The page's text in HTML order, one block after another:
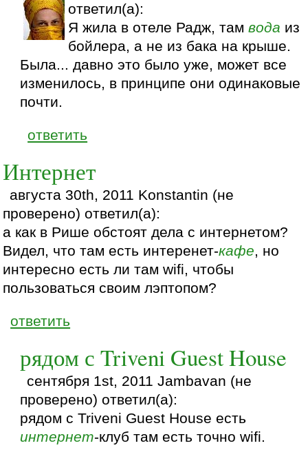
ответил(а):
Я жила в отеле Радж, тамвода из
бойлера, а не из бака на крыше.
Была... давно это было уже, может все
изменилось, в принципе они одинаковые
почти.
ответить
Интернет
августа 30th, 2011 Konstantin (не
проверено) ответил(а):
а как в Рише обстоят дела с интернетом?
Видел, что там есть интеренет-кафе, но
интересно есть ли там wifi, чтобы
пользоваться своим лэптопом?
ответить
рядом с Triveni Guest House
сентября 1st, 2011 Jambavan (не
проверено) ответил(а):
рядом с Triveni Guest House есть
интернет-клуб там есть точно wifi.